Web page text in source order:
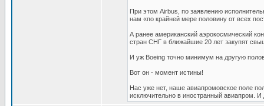
При этом Airbus, по заявлению
нам «по крайней мере половину от всех
А ранее американский аэрокосмический
стран СНГ в ближайшие 20 лет закупят
И уж Boeing точно минимум на другую
Вот он - момент истины!
Нас уже нет, наше авиапромовское поле
исключительно в иностранный авиапром. И